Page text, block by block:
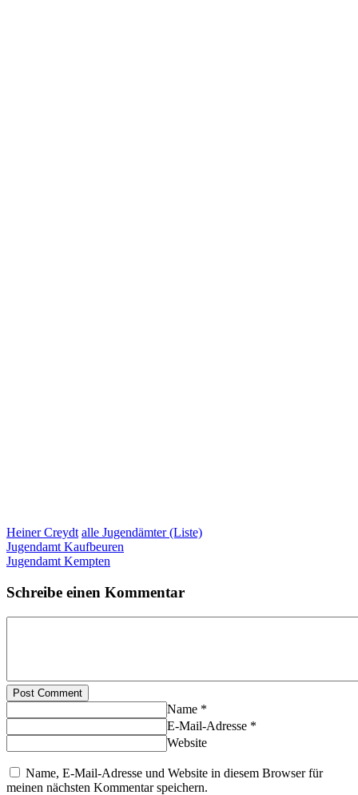
Heiner Creydt alle Jugendämter (Liste)
Jugendamt Kaufbeuren
Jugendamt Kempten
Schreibe einen Kommentar
Post Comment
Name *
E-Mail-Adresse *
Website
Name, E-Mail-Adresse und Website in diesem Browser für
meinen nächsten Kommentar speichern.